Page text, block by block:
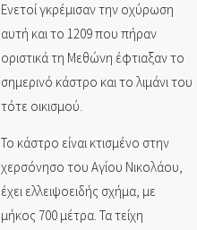
Ενετοί γκρέμισαν την οχύρωση
αυτή και το 1209 που πήραν
οριστικά τη Μεθώνη έφτιαξαν το
σημερινό κάστρο και το λιμάνι του
τότε οικισμού.
Το κάστρο είναι κτισμένο στην
χερσόνησο του Αγίου Νικολάου,
έχει ελλειψοειδής σχήμα, με
μήκος 700 μέτρα. Τα τείχη